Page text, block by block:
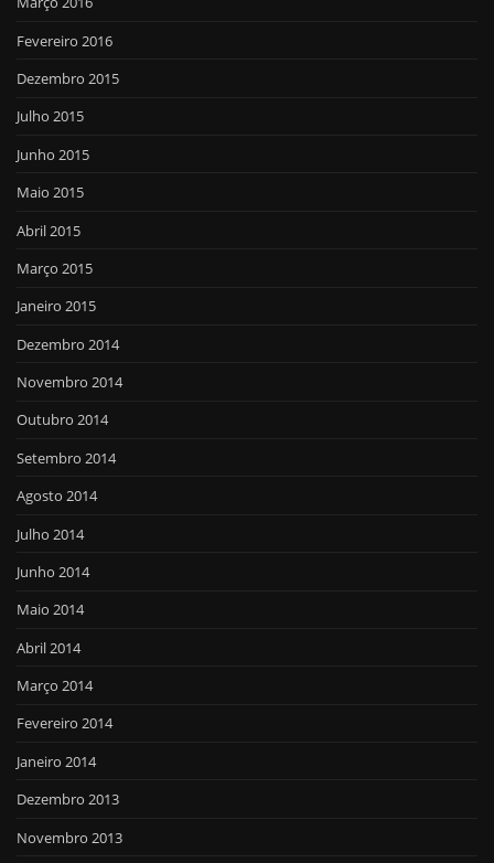
Fevereiro 2016
Dezembro 2015
Julho 2015
Junho 2015
Maio 2015
Abril 2015
Março 2015
Janeiro 2015
Dezembro 2014
Novembro 2014
Outubro 2014
Setembro 2014
Agosto 2014
Julho 2014
Junho 2014
Maio 2014
Abril 2014
Março 2014
Fevereiro 2014
Janeiro 2014
Dezembro 2013
Novembro 2013